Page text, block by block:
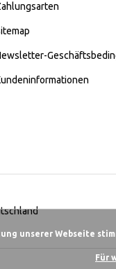
unserer Webseite
Für